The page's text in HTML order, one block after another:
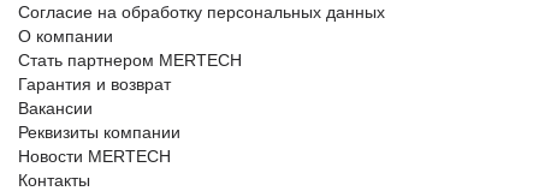
Согласие на обработку персональных данных
О компании
Стать партнером MERTECH
Гарантия и возврат
Вакансии
Реквизиты компании
Новости MERTECH
Контакты